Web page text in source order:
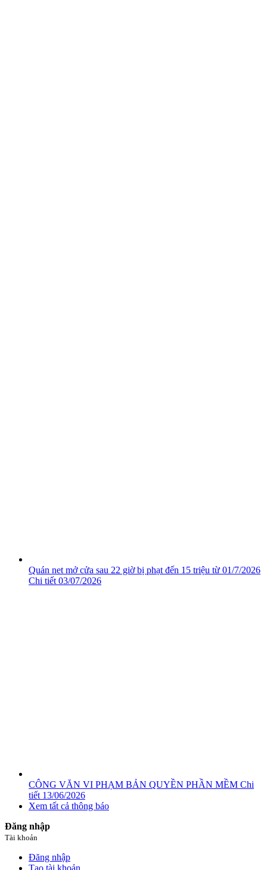
Quán net mở cửa sau 22 giờ bị phạt đến 15 triệu từ 01/7/2026
Chi tiết 03/07/2026
CÔNG VĂN VI PHẠM BẢN QUYỀN PHẦN MỀM Chi
tiết 13/06/2026
Xem tất cả thông báo
Đăng nhập
Tài khoản
Đăng nhập
Tạo tài khoản